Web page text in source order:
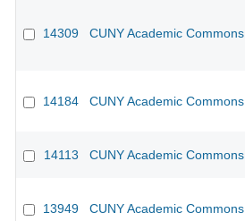
14309 CUNY Academic Commons
14184 CUNY Academic Commons
14113 CUNY Academic Commons
13949 CUNY Academic Commons